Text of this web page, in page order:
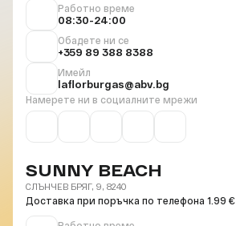
Работно време
08:30-24:00
Обадете ни се
+359 89 388 8388
Имейл
laflorburgas@abv.bg
Намерете ни в социалните мрежи
SUNNY BEACH
СЛЪНЧЕВ БРЯГ, 9, 8240
Доставка при поръчка по телефона 1.99 €